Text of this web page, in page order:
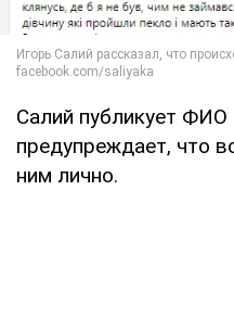
Салий публикует ФИО
предупреждает, что
ним лично.